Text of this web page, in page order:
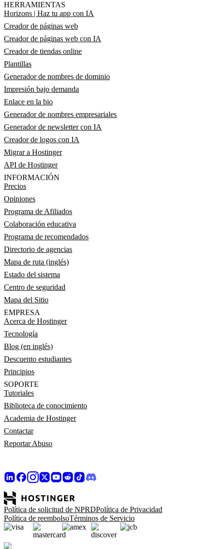
HERRAMIENTAS
Horizons | Haz tu app con IA
Creador de páginas web
Creador de páginas web con IA
Creador de tiendas online
Plantillas
Generador de nombres de dominio
Impresión bajo demanda
Enlace en la bio
Generador de nombres empresariales
Generador de newsletter con IA
Creador de logos con IA
Migrar a Hostinger
API de Hostinger
INFORMACIÓN
Precios
Opiniones
Programa de Afiliados
Colaboración educativa
Programa de recomendados
Directorio de agencias
Mapa de ruta (inglés)
Estado del sistema
Centro de seguridad
Mapa del Sitio
EMPRESA
Acerca de Hostinger
Tecnología
Blog (en inglés)
Descuento estudiantes
Principios
SOPORTE
Tutoriales
Biblioteca de conocimiento
Academia de Hostinger
Contactar
Reportar Abuso
Política de solicitud de NPRDPolítica de Privacidad
Política de reembolsoTérminos de Servicio